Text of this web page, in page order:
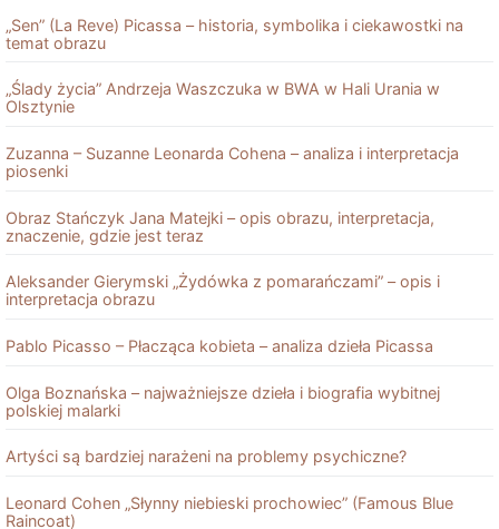
„Sen” (La Reve) Picassa – historia, symbolika i ciekawostki na
temat obrazu
„Ślady życia” Andrzeja Waszczuka w BWA w Hali Urania w
Olsztynie
Zuzanna – Suzanne Leonarda Cohena – analiza i interpretacja
piosenki
Obraz Stańczyk Jana Matejki – opis obrazu, interpretacja,
znaczenie, gdzie jest teraz
Aleksander Gierymski „Żydówka z pomarańczami” – opis i
interpretacja obrazu
Pablo Picasso – Płacząca kobieta – analiza dzieła Picassa
Olga Boznańska – najważniejsze dzieła i biografia wybitnej
polskiej malarki
Artyści są bardziej narażeni na problemy psychiczne?
Leonard Cohen „Słynny niebieski prochowiec” (Famous Blue
Raincoat)